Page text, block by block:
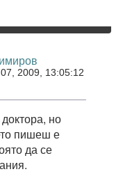
2009, 13:05:12
но
пишеш е
да се